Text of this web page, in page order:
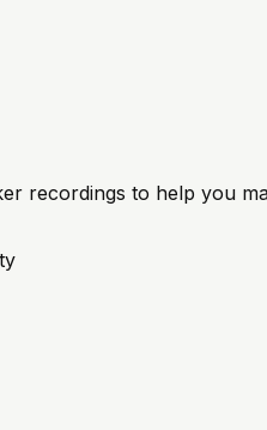
recordings to help you